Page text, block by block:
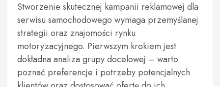
Stworzenie skutecznej kampanii reklamowej dla
serwisu samochodowego wymaga przemyślanej
strategii oraz znajomości rynku
motoryzacyjnego. Pierwszym krokiem jest
dokładna analiza grupy docelowej – warto
poznać preferencje i potrzeby potencjalnych